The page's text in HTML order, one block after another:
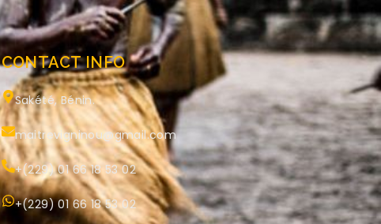
CONTACT INFO
Sakété, Bénin.
maitrevigninou@gmail.com
+(229) 01 66 18 53 02
+(229) 01 66 18 53 02